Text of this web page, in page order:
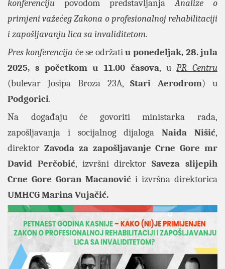
konferenciju povodom predstavljanjaAnalize o
primjeni važećeg Zakona o profesionalnoj rehabilitaciji
i zapošljavanju lica sa invaliditetom.
Pres konferencija će se održatiu ponedeljak, 28. jula
2025, s početkom u 11.00 časova, uPR Centru
(bulevar Josipa Broza 23A,Stari Aerodrom) u
Podgorici.
Na događaju će govoriti ministarka rada,
zapošljavanja i socijalnog dijalogaNaida Nišić,
direktor Zavoda za zapošljavanje Crne Gore mr
David Perčobić, izvršni direktorSaveza slijepih
Crne Gore Goran Macanović i izvršna direktorica
UMHCGMarina Vujačić.